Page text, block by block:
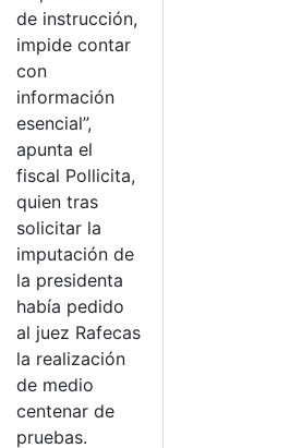
de instrucción,
impide contar
con
información
esencial”,
apunta el
fiscal Pollicita,
quien tras
solicitar la
imputación de
la presidenta
había pedido
al juez Rafecas
la realización
de medio
centenar de
pruebas.